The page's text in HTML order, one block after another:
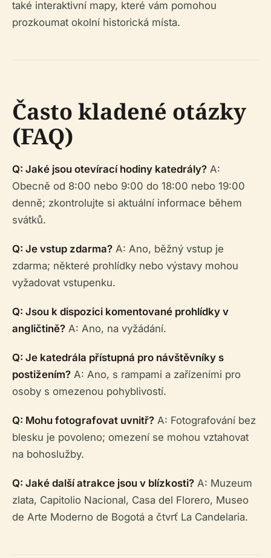
také interaktivní mapy, které vám pomohou
prozkoumat okolní historická místa.
Často kladené otázky
(FAQ)
Q: Jaké jsou otevírací hodiny katedrály? A:
Obecně od 8:00 nebo 9:00 do 18:00 nebo 19:00
denně; zkontrolujte si aktuální informace během
svátků.
Q: Je vstup zdarma? A: Ano, běžný vstup je
zdarma; některé prohlídky nebo výstavy mohou
vyžadovat vstupenku.
Q: Jsou k dispozici komentované prohlídky v
angličtině? A: Ano, na vyžádání.
Q: Je katedrála přístupná pro návštěvníky s
postižením? A: Ano, s rampami a zařízeními pro
osoby s omezenou pohyblivostí.
Q: Mohu fotografovat uvnitř? A: Fotografování bez
blesku je povoleno; omezení se mohou vztahovat
na bohoslužby.
Q: Jaké další atrakce jsou v blízkosti? A: Muzeum
zlata, Capitolio Nacional, Casa del Florero, Museo
de Arte Moderno de Bogotá a čtvrť La Candelaria.